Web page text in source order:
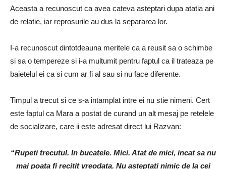
Aceasta a recunoscut ca avea cateva asteptari dupa atatia ani
de relatie, iar reprosurile au dus la separarea lor.
I-a recunoscut dintotdeauna meritele ca a reusit sa o schimbe
si sa o tempereze si i-a multumit pentru faptul ca il trateaza pe
baietelul ei ca si cum ar fi al sau si nu face diferente.
Timpul a trecut si ce s-a intamplat intre ei nu stie nimeni. Cert
este faptul ca Mara a postat de curand un alt mesaj pe retelele
de socializare, care ii este adresat direct lui Razvan:
“Rupeti trecutul. In bucatele. Mici. Atat de mici, incat sa nu
mai poata fi recitit vreodata. Nu asteptati nimic de la cei